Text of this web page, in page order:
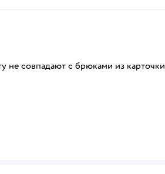
не совпадают с брюками из карточки